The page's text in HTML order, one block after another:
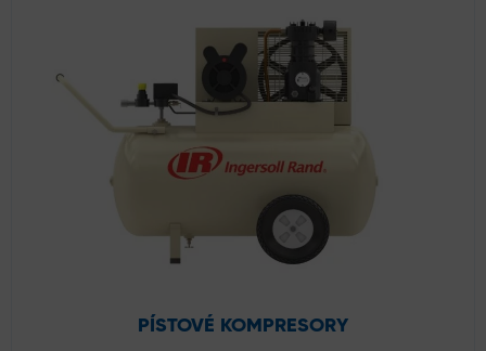
PÍSTOVÉ KOMPRESORY